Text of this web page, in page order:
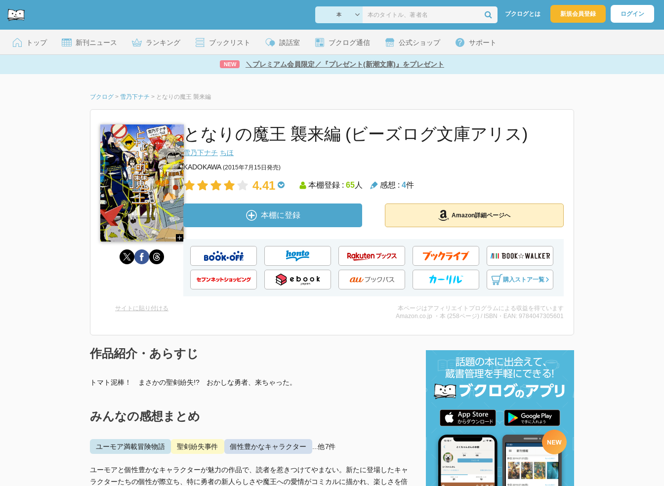
ブクログとは 新規会員登録 ログイン
トップ 新刊ニュース ランキング ブックリスト 談話室 ブクログ通信 公式ショップ サポート
NEW ＼プレミアム会員限定／『プレゼント(新潮文庫)』をプレゼント
ブクログ > 雪乃下ナチ > となりの魔王 襲来編
となりの魔王 襲来編 (ビーズログ文庫アリス)
雪乃下ナチ ちほ
KADOKAWA(2015年7月15日発売)
4.41 本棚登録 : 65人 感想 : 4件
本棚に登録 Amazon詳細ページへ
購入ストア一覧
サイトに貼り付ける
本ページはアフィリエイトプログラムによる収益を得ています
Amazon.co.jp ・本 (258ページ) / ISBN・EAN: 9784047305601
作品紹介・あらすじ
トマト泥棒！ まさかの聖剣紛失!? おかしな勇者、来ちゃった。
みんなの感想まとめ
ユーモア満載冒険物語 聖剣紛失事件 個性豊かなキャラクター ...他7件
ユーモアと個性豊かなキャラクターが魅力の作品で、読者を惹きつけてやまない。新たに登場したキャ
ラクターたちの個性が際立ち、特に勇者の新人らしさや魔王への愛情がコミカルに描かれ、楽しさを倍